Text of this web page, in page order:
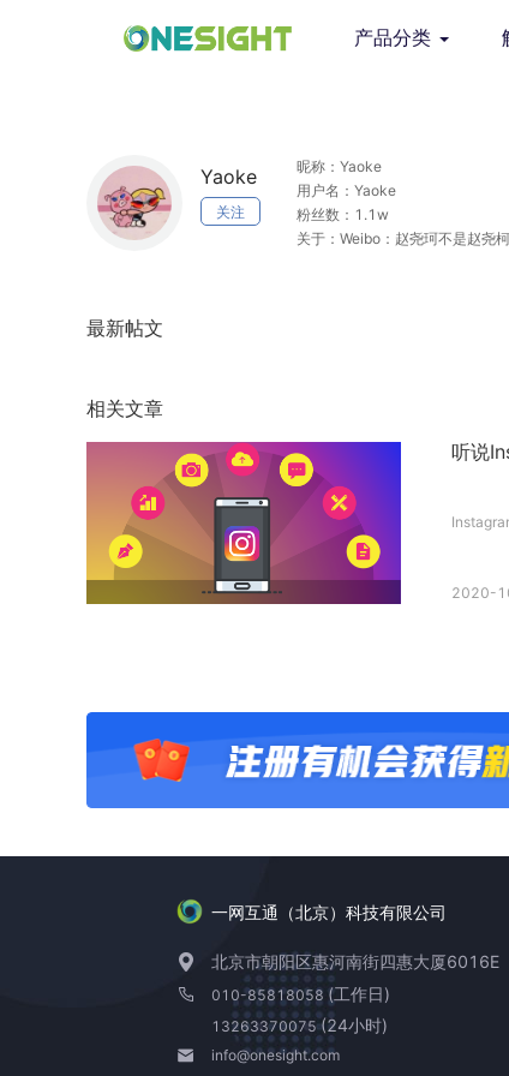
产品分类
Yaoke
关注
昵称：Yaoke
用户名：Yaoke
粉丝数：1.1w
关于：Weibo：赵尧珂不是赵
最新帖文
相关文章
听说
2020-
一网互通（北京）科技有限公司
北京市朝阳区惠河南街四惠大厦6016E
010-85818058 (工作日)
13263370075(24小时)
info@onesight.com